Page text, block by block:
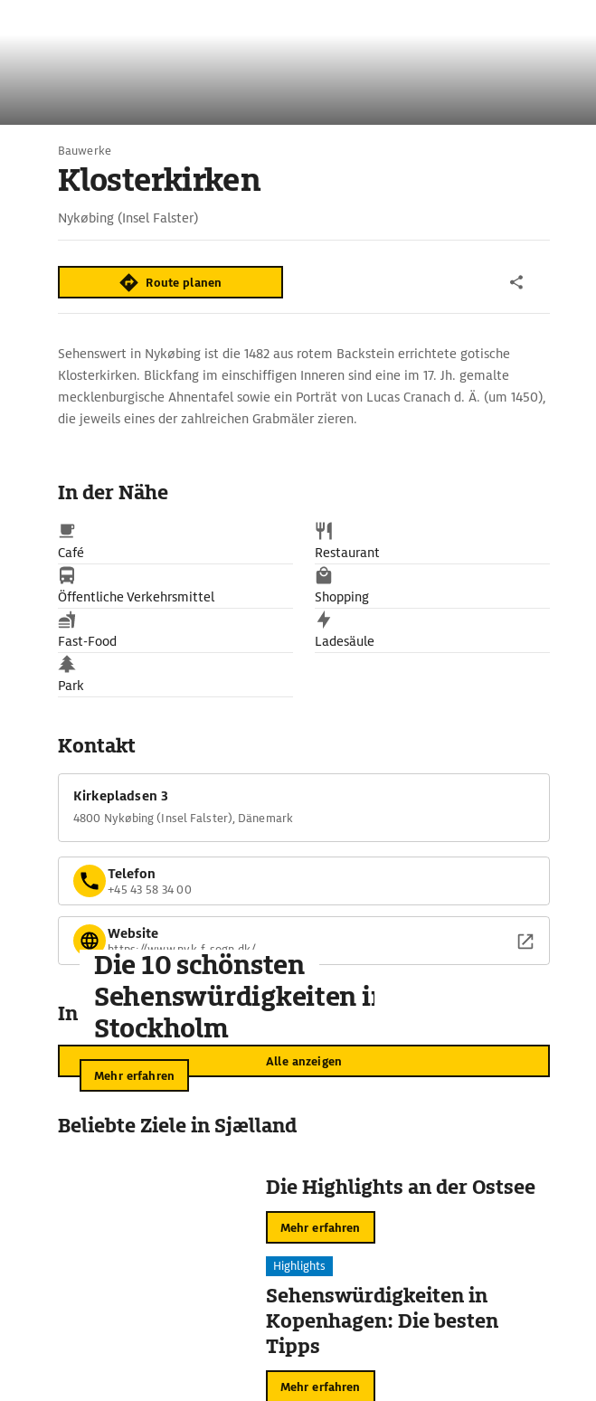
Bauwerke
Klosterkirken
Nykøbing (Insel Falster)
Route planen
Sehenswert in Nykøbing ist die 1482 aus rotem Backstein errichtete gotische
Klosterkirken. Blickfang im einschiffigen Inneren sind eine im 17. Jh. gemalte
mecklenburgische Ahnentafel sowie ein Porträt von Lucas Cranach d. Ä. (um 1450),
die jeweils eines der zahlreichen Grabmäler zieren.
In der Nähe
Café Restaurant
Öffentliche Verkehrsmittel Shopping
Fast-Food Ladesäule
Park
Kontakt
Kirkepladsen 3
4800 Nykøbing (Insel Falster), Dänemark
Telefon
+45 43 58 34 00
Website
https://www.nyk-f-sogn.dk/
In der Umgebung
Alle anzeigen
Die 10 schönsten
Sehenswürdigkeiten in
Stockholm
Mehr erfahren
Beliebte Ziele in Sjælland
Die Highlights an der Ostsee
Mehr erfahren
Highlights
Sehenswürdigkeiten in
Kopenhagen: Die besten
Tipps
Mehr erfahren